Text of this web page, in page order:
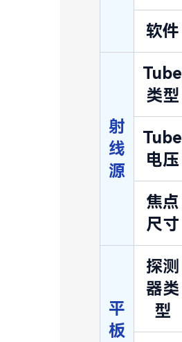
软件
射
线
源
Tube
类型
Tube
电压
焦点
尺寸
平
板
探测
器类
型